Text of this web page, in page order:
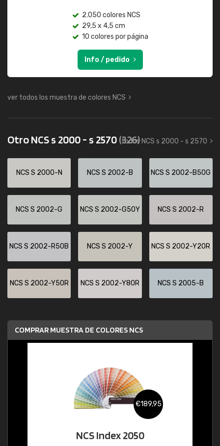
2.050 colores NCS
29,5 x 4,5 cm
10 colores por página
Info / pedido
ver todos los muestra de colores NCS
Otro NCS s 2000 - s 2570(326)
todos NCS s 2000 - s 2570
NCS S 2000-N NCS S 2002-B NCS S 2002-B50G
NCS S 2002-G NCS S 2002-G50Y NCS S 2002-R
NCS S 2002-R50B NCS S 2002-Y NCS S 2002-Y20R
NCS S 2002-Y50R NCS S 2002-Y80R NCS S 2005-B
COMPRAR MUESTRA DE COLORES NCS
€189,95
NCS Index 2050